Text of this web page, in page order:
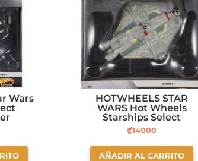
Wars
HOTWHEELS STAR
WARS Hot Wheels
Starships Select
Premium Die-Cast Ghost
₡14000
AÑADIR AL CARRITO